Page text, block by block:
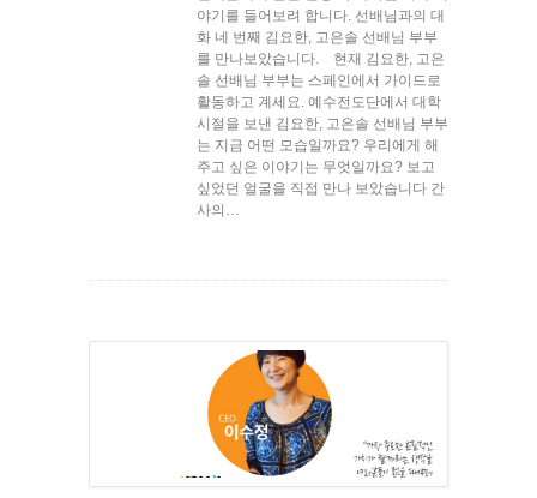
야기를 들어보려 합니다. 선배님과의 대
화 네 번째 김요한, 고은솔 선배님 부부
를 만나보았습니다. 현재 김요한, 고은
솔 선배님 부부는 스페인에서 가이드로
활동하고 계세요. 예수전도단에서 대학
시절을 보낸 김요한, 고은솔 선배님 부부
는 지금 어떤 모습일까요? 우리에게 해
주고 싶은 이야기는 무엇일까요? 보고
싶었던 얼굴을 직접 만나 보았습니다 간
사의…